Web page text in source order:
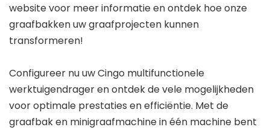
website voor meer informatie en ontdek hoe onze
graafbakken uw graafprojecten kunnen
transformeren!
Configureer nu uw Cingo multifunctionele
werktuigendrager en ontdek de vele mogelijkheden
voor optimale prestaties en efficiëntie. Met de
graafbak en minigraafmachine in één machine bent